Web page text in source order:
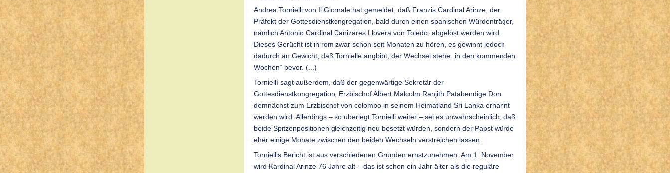
Andrea Tornielli von Il Giornale hat gemeldet, daß Franzis Cardinal Arinze, der
Präfekt der Gottesdienstkongregation, bald durch einen spanischen Würdenträger,
nämlich Antonio Cardinal Canizares Llovera von Toledo, abgelöst werden wird.
Dieses Gerücht ist in rom zwar schon seit Monaten zu hören, es gewinnt jedoch
dadurch an Gewicht, daß Tornielle angbibt, der Wechsel stehe „in den kommenden
Wochen“ bevor. (...)
Torniellí sagt außerdem, daß der gegenwärtige Sekretär der
Gottesdienstkongregation, Erzbischof Albert Malcolm Ranjith Patabendige Don
demnächst zum Erzbischof von colombo in seinem Heimatland Sri Lanka ernannt
werden wird. Allerdings – so überlegt Tornielli weiter – sei es unwahrscheinlich, daß
beide Spitzenpositionen gleichzeitig neu besetzt würden, sondern der Papst würde
eher einige Monate zwischen den beiden Wechseln verstreichen lassen.
Torniellis Bericht ist aus verschiedenen Gründen ernstzunehmen. Am 1. November
wird Kardinal Arinze 76 Jahre alt – das ist schon ein Jahr älter als die reguläre